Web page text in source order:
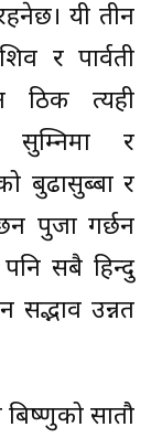
यी तीन
र पार्वती
ठिक त्यही
सुम्निमा र
बुढासुब्बा र
पुजा गर्छन
सबै हिन्दु
सद्भाव उन्नत
सातौ